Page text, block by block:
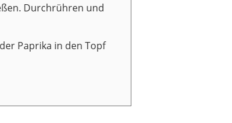
Durchrühren und
Paprika in den Topf